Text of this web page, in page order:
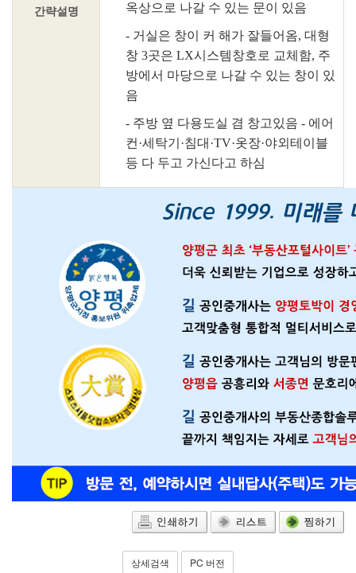
간략설명
옥상으로 나갈 수 있는 문이 있음
- 거실은 창이 커 해가 잘들어옴, 대형
창 3곳은 LX시스템창호로 교체함, 주
방에서 마당으로 나갈 수 있는 창이 있
음
- 주방 옆 다용도실 겸 창고있음 - 에어
컨·세탁기·침대·TV·옷장·야외테이블
등 다 두고 가신다고 하심
상세검색 PC 버전